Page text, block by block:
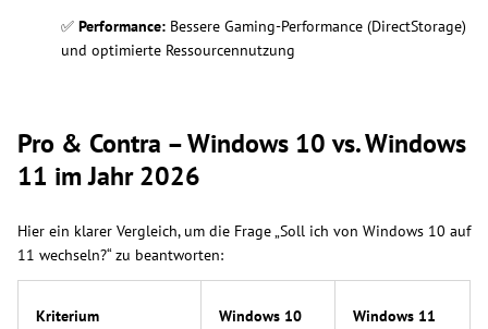
✅ Performance: Bessere Gaming-Performance (DirectStorage)
und optimierte Ressourcennutzung
Pro & Contra – Windows 10 vs. Windows
11 im Jahr 2026
Hier ein klarer Vergleich, um die Frage „Soll ich von Windows 10 auf
11 wechseln?“ zu beantworten:
Kriterium Windows 10 Windows 11